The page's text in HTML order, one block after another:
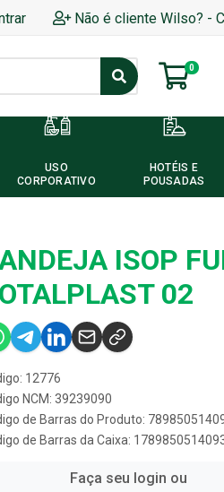
Não é cliente Wilso? -
0
USO
CORPORATIVO
HOTÉIS E
POUSADAS
ISOP
02
12776
NCM: 39239090
de Barras do Produto:
de Barras da Caixa:
Faça seu login ou